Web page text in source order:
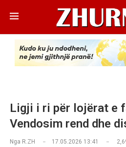
Ligji i ri për lojërat e
Vendosim rend dhe
Nga R.ZH 17.05.2026 13:41